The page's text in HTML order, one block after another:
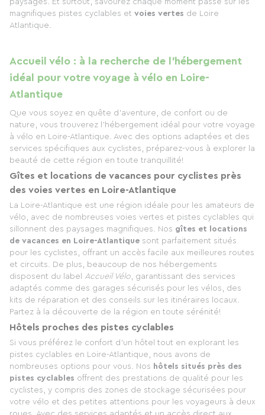
paysages. Et surtout, savourez chaque moment passé sur les
magnifiques pistes cyclables et voies vertes de Loire
Atlantique.
Accueil vélo : à la recherche de l’hébergement
idéal pour votre voyage à vélo en Loire-
Atlantique
Que vous soyez en quête d'aventure, de confort ou de
nature, vous trouverez l’hébergement idéal pour votre voyage
à vélo en Loire-Atlantique. Avec des options adaptées et des
services spécifiques aux cyclistes, préparez-vous à explorer la
beauté de cette région en toute tranquillité!
Gîtes et locations de vacances pour cyclistes près
des voies vertes en Loire-Atlantique
La Loire-Atlantique est une région idéale pour les amateurs de
vélo, avec de nombreuses voies vertes et pistes cyclables qui
sillonnent des paysages magnifiques. Nos gîtes et locations
de vacances en Loire-Atlantique sont parfaitement situés
pour les cyclistes, offrant un accès facile aux meilleures routes
et circuits. De plus, beaucoup de nos hébergements
disposent du label Accueil Vélo, garantissant des services
adaptés comme des garages sécurisés pour les vélos, des
kits de réparation et des conseils sur les itinéraires locaux.
Partez à la découverte de la région en toute sérénité!
Hôtels proches des pistes cyclables
Si vous préférez le confort d'un hôtel tout en explorant les
pistes cyclables en Loire-Atlantique, nous avons de
nombreuses options pour vous. Nos hôtels situés près des
pistes cyclables offrent des prestations de qualité pour les
cyclistes, y compris des zones de stockage sécurisées pour
votre vélo et des petites attentions pour les voyageurs à deux